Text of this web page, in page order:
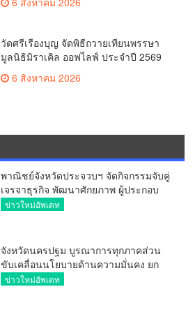
20,000 บาท
วัดศรีเรืองบุญ จัดพิธีถวายเทียนพรรษา
มูลนิธิมิราเคิล ออฟไลฟ์ ประจำปี 2569
ประธาน
6 สิงหาคม 2026
พาณิชย์จังหวัดประจวบฯ จัดกิจกรรมจับคู่
เจรจาธุรกิจ พัฒนาศักยภาพ ผู้ประกอบ
การ ขยายช่องทางการค้า สู่การค้า
ข่าวใหม่อัพเดท
จังหวัดนครปฐม บูรณาการทุกภาคส่วน
ขับเคลื่อนนโยบายด้านความมั่นคง ยก
ระดับการป้องกันอาชญากรรมทาง
ข่าวใหม่อัพเดท